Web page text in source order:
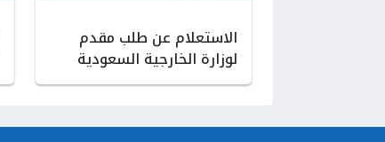
الاستعلام عن طلب مقدم
لوزارة الخارجية السعودية